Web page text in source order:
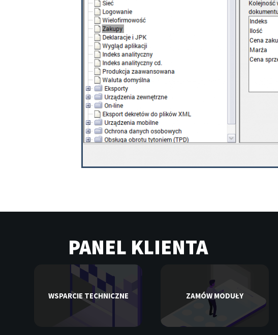
PANEL KLIENTA
WSPARCIE TECHNICZNE ZAMÓW MODUŁY